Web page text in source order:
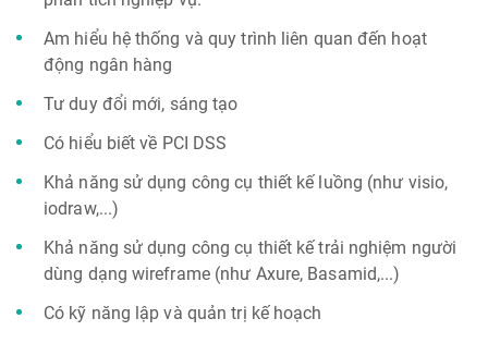
Am hiểu hệ thống và quy trình liên quan đến hoạt
động ngân hàng
Tư duy đổi mới, sáng tạo
Có hiểu biết về PCI DSS
Khả năng sử dụng công cụ thiết kế luồng (như visio,
iodraw,...)
Khả năng sử dụng công cụ thiết kế trải nghiệm người
dùng dạng wireframe (như Axure, Basamid,...)
Có kỹ năng lập và quản trị kế hoạch